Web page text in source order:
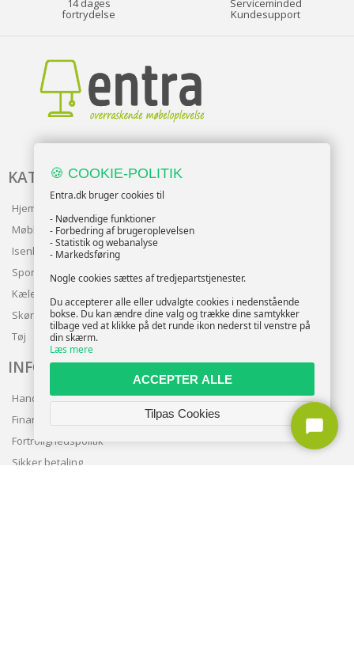
14 dages
fortrydelse
Serviceminded
Kundesupport
KATALOG
Hjem & Have
Møbler
Isenkram
Sport
Kæledyr
Skønhed
Tøj
INFO
Handelsbetingelser
Finansering
Fortrolighedspolitik
Sikker betaling
🍪 COOKIE-POLITIK
Entra.dk bruger cookies til
- Nødvendige funktioner
- Forbedring af brugeroplevelsen
- Statistik og webanalyse
- Markedsføring
Nogle cookies sættes af tredjepartstjenester.
Du accepterer alle eller udvalgte cookies i nedenstående
bokse. Du kan ændre dine valg og trække dine samtykker
tilbage ved at klikke på det runde ikon nederst til venstre på
din skærm.
Læs mere
ACCEPTER ALLE
Tilpas Cookies